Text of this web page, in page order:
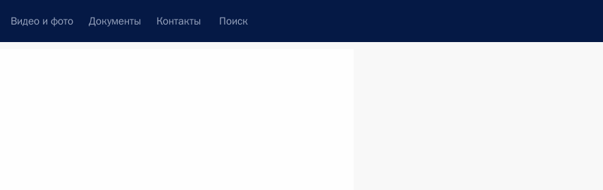
Видео и фото Документы Контакты Поиск